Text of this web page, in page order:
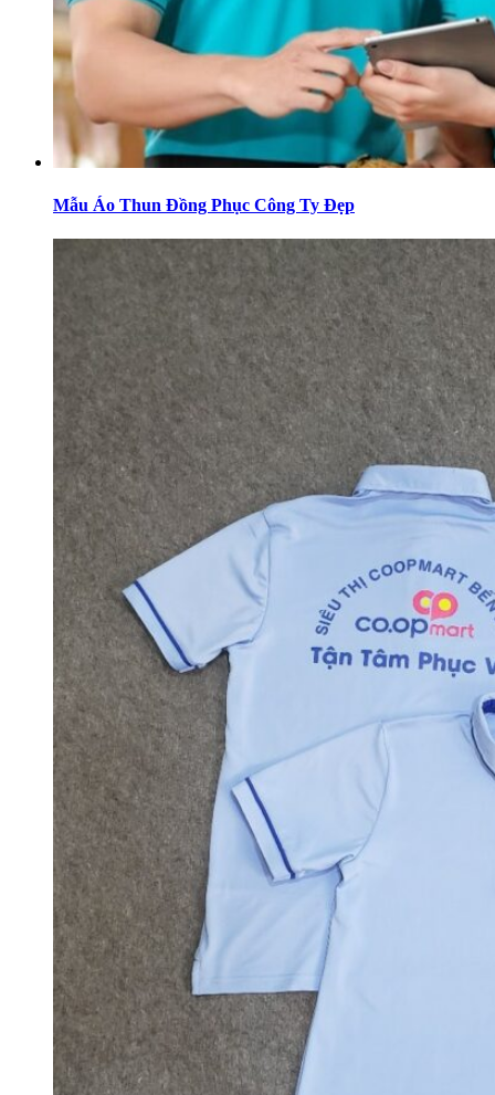
Mẫu Áo Thun Đồng Phục Công Ty Đẹp